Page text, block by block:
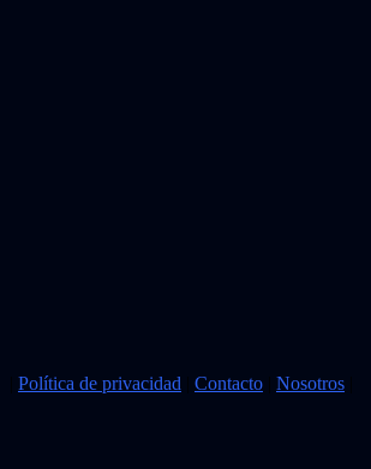
Política de privacidad Contacto Nosotros